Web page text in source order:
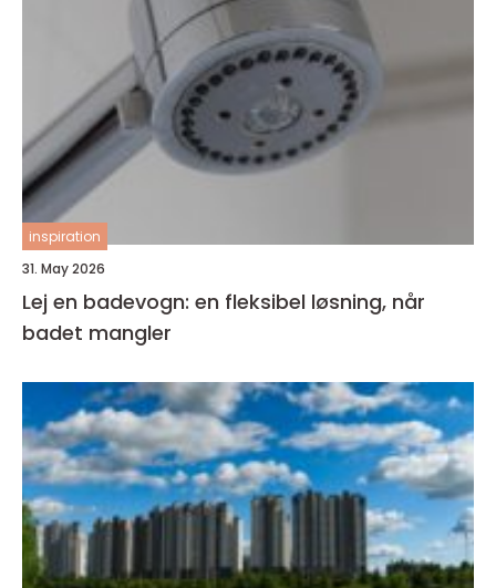
inspiration
31. May 2026
Lej en badevogn: en fleksibel løsning, når
badet mangler